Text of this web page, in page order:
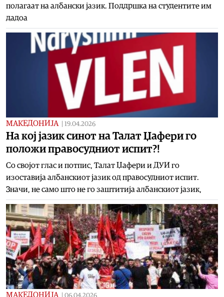
полагаат на албански јазик. Поддршка на студентите им
дадоа
МАКЕДОНИЈА 19.04.2026
На кој јазик синот на Талат Џафери го
положи правосудниот испит?!
Со својот глас и потпис, Талат Џафери и ДУИ го
изоставија албанскиот јазик од правосудниот испит.
Значи, не само што не го заштитија албанскиот јазик,
МАКЕДОНИЈА 06.04.2026